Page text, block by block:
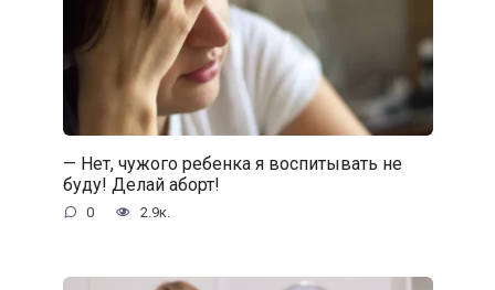
— Нет, чужого ребенка я воспитывать не
буду! Делай аборт!
0 2.9к.